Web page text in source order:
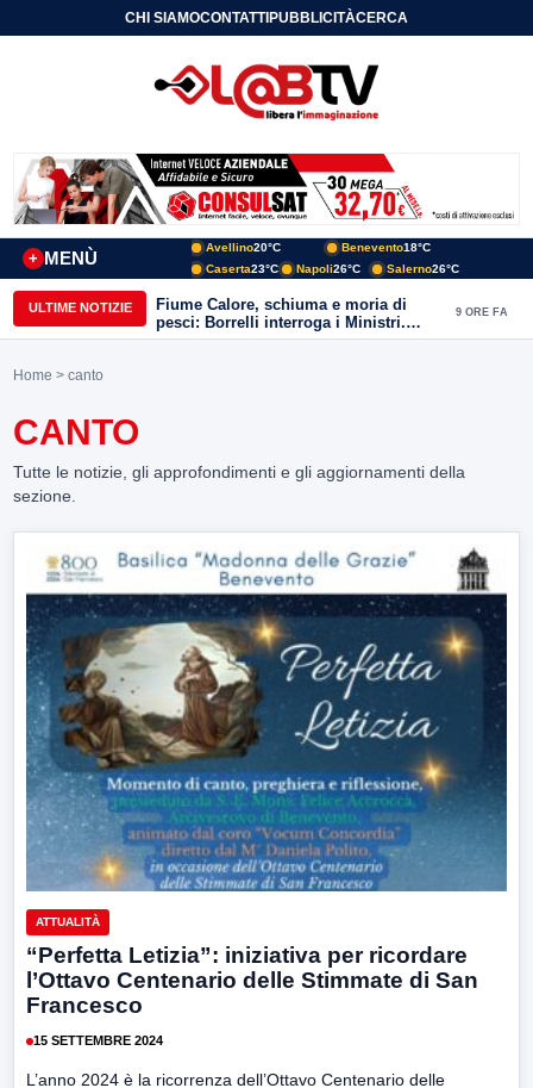
CHI SIAMOCONTATTIPUBBLICITÀCERCA
MENÙ
+
Avellino20°C Benevento18°C
Caserta23°C Napoli26°C Salerno26°C
ULTIME NOTIZIE
Fiume Calore, schiuma e moria di
pesci: Borrelli interroga i Ministri.
“Benevento paga l’assenza del
9 ORE FA
Home > canto
CANTO
Tutte le notizie, gli approfondimenti e gli aggiornamenti della
sezione.
ATTUALITÀ
“Perfetta Letizia”: iniziativa per ricordare
l’Ottavo Centenario delle Stimmate di San
Francesco
15 SETTEMBRE 2024
L’anno 2024 è la ricorrenza dell’Ottavo Centenario delle